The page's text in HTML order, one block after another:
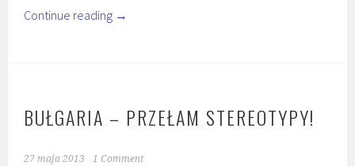
Continue reading →
BUŁGARIA – PRZEŁAM STEREOTYPY!
27 maja 2013 1 Comment